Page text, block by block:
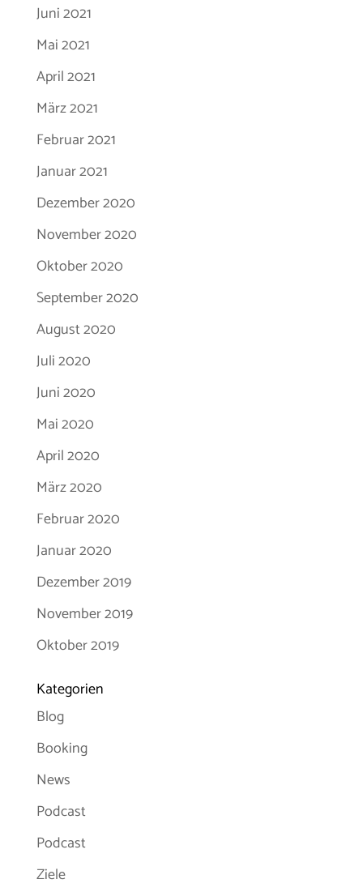
Juni 2021
Mai 2021
April 2021
März 2021
Februar 2021
Januar 2021
Dezember 2020
November 2020
Oktober 2020
September 2020
August 2020
Juli 2020
Juni 2020
Mai 2020
April 2020
März 2020
Februar 2020
Januar 2020
Dezember 2019
November 2019
Oktober 2019
Kategorien
Blog
Booking
News
Podcast
Podcast
Ziele